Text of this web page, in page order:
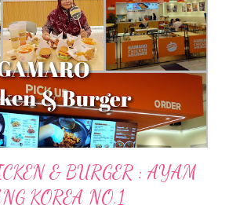
& BURGER : AYAM
KOREA NO.1